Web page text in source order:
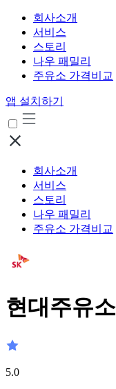
회사소개
서비스
스토리
나우 패밀리
주유소 가격비교
앱 설치하기
회사소개
서비스
스토리
나우 패밀리
주유소 가격비교
현대주유소
5.0